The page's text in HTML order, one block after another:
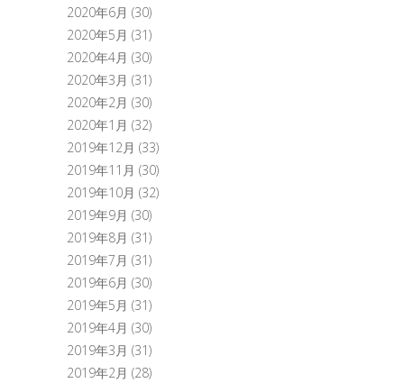
2020年6月 (30)
2020年5月 (31)
2020年4月 (30)
2020年3月 (31)
2020年2月 (30)
2020年1月 (32)
2019年12月 (33)
2019年11月 (30)
2019年10月 (32)
2019年9月 (30)
2019年8月 (31)
2019年7月 (31)
2019年6月 (30)
2019年5月 (31)
2019年4月 (30)
2019年3月 (31)
2019年2月 (28)